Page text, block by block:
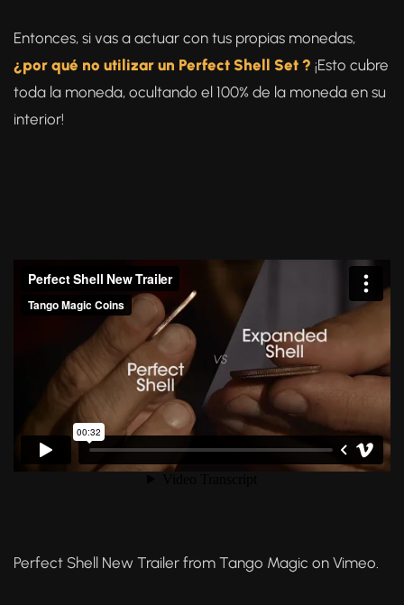
Entonces, si vas a actuar con tus propias monedas,
¿por qué no utilizar un Perfect Shell Set ? ¡Esto cubre
toda la moneda, ocultando el 100% de la moneda en su
interior!
Perfect Shell New Trailer from Tango Magic on Vimeo.